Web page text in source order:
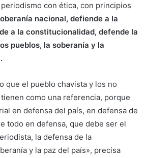
con ética, con principios
nacional, defiende a la
a la constitucionalidad, defende la
pueblos, la soberanía y la
que el pueblo chavista y los no
como una referencia, porque
en defensa del país, en defensa de
todo en defensa, que debe ser el
la defensa de la
y la paz del país», precisa